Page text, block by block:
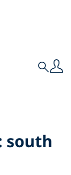
Search
south